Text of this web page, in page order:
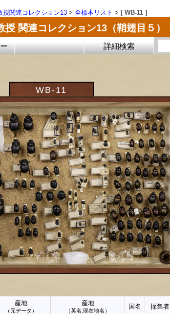
授関連コレクション13 > 全標本リスト > [ WB-11 ]
授 関連コレクション13（鞘翅目５）
詳細検索
WB-11
産地
（元データ）
産地
（英名:現在地名）
国名 採集者